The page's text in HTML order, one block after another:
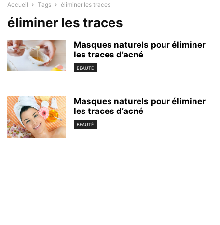
Accueil Tags éliminer les traces
éliminer les traces
Masques naturels pour éliminer
les traces d’acné
BEAUTÉ
Masques naturels pour éliminer
les traces d’acné
BEAUTÉ